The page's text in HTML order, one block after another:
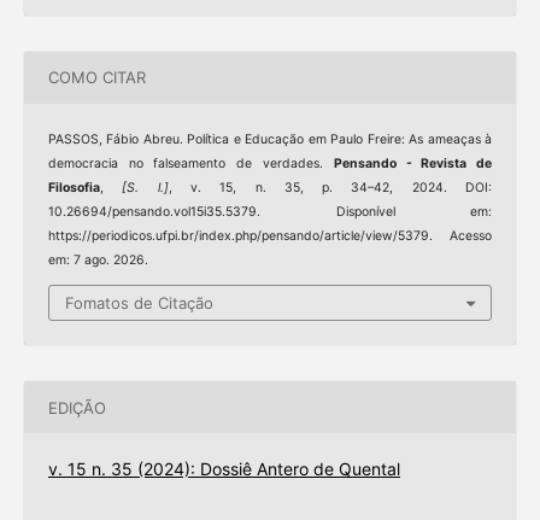
COMO CITAR
PASSOS, Fábio Abreu. Política e Educação em Paulo Freire: As ameaças à
democracia no falseamento de verdades. Pensando - Revista de
Filosofia,[S. l.], v. 15, n. 35, p. 34–42, 2024. DOI:
10.26694/pensando.vol15i35.5379. Disponível em:
https://periodicos.ufpi.br/index.php/pensando/article/view/5379. Acesso
em: 7 ago. 2026.
Fomatos de Citação
EDIÇÃO
v. 15 n. 35 (2024): Dossiê Antero de Quental